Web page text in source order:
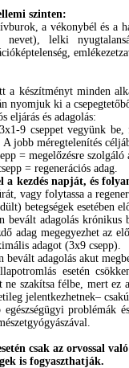
szinten:
a vékonybél és a
lelki
a készítményt minden
nyomjuk ki a
eljárás és adagolás:
9 cseppet vegyünk
jobb méregtelenítés
= megelőzésre szolgáló
= regenerációs adag.
a kezdés napját, és
vagy folytassa a
betegségek esetében
bevált adagolás krónikus
adag megegyezhet az
adagot (3x9 csepp).
bevált adagolás akut
esetén
ne szakítsa félbe, mert ez
jelentkezhetnek–
problémák
csak az orvossal
is fogyaszthatják.